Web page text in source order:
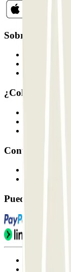
Sobre Parclick
¿Colaboramos?
Contacto
Puedes utilizar
Condiciones
Condiciones